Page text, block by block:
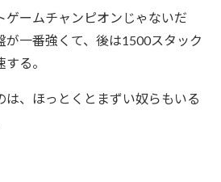
ゲームチャンピオンじゃないだ
が一番強くて、後は1500スタック
る。
は、ほっとくとまずい奴らもいる